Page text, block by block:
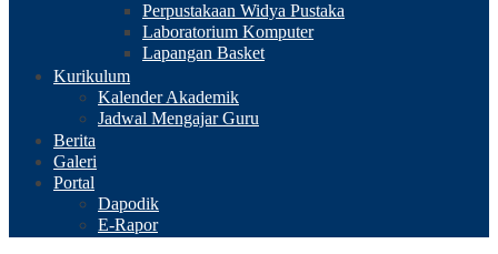
Perpustakaan Widya Pustaka
Laboratorium Komputer
Lapangan Basket
Kurikulum
Kalender Akademik
Jadwal Mengajar Guru
Berita
Galeri
Portal
Dapodik
E-Rapor